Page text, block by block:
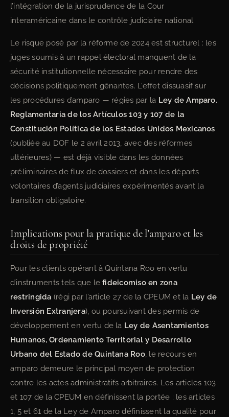
l’intégration de la jurisprudence de la Cour
interaméricaine dans le contrôle judiciaire national.
Le risque posé par la réforme de 2024 est structurel : les
juges soumis à un rappel électoral manquent de la
sécurité institutionnelle nécessaire pour rendre des
décisions politiquement gênantes. L’effet dissuasif sur
les procédures d’amparo — régies par la Ley de Amparo,
Reglamentaria de los Artículos 103 y 107 de la
Constitución Política de los Estados Unidos Mexicanos
(publiée au DOF le 2 avril 2013, avec des réformes
ultérieures) — est déjà visible dans les données
préliminaires de flux de dossiers et dans les départs
volontaires d’agents judiciaires expérimentés avant la
transition obligatoire.
Implications pour la pratique de l’amparo et les
droits de propriété
Pour les clients opérant à Quintana Roo en vertu
d’instruments tels que lefideicomiso en zona
restringida (régi par l’article 27 de la CPEUM et la Ley de
Inversión Extranjera), ou poursuivant des permis de
développement en vertu de la Ley de Asentamientos
Humanos, Ordenamiento Territorial y Desarrollo
Urbano del Estado de Quintana Roo, le recours en
amparo demeure le principal moyen de protection
contre les actes administratifs arbitraires. Les articles 103
et 107 de la CPEUM en définissent la portée ; les articles
1, 5 et 61 de la Ley de Amparo définissent la qualité pour